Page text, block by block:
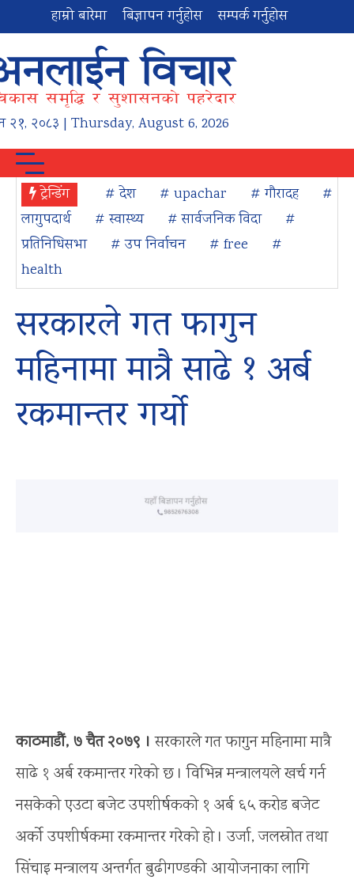
हाम्रो बारेमा बिज्ञापन गर्नुहोस सम्पर्क गर्नुहोस
२१, २०८३ | Thursday, August 6, 2026
ट्रेन्डिंग # देश # upachar # गौरादह
#
लागुपदार्थ
# स्वास्थ्य # सार्वजनिक विदा
#
प्रतिनिधिसभा
# उप निर्वाचन # free
#
health
सरकारले गत फागुन
महिनामा मात्रै साढे १ अर्ब
रकमान्तर गर्यो
काठमाडौं, ७ चैत २०७९ । सरकारले गत फागुन महिनामा मात्रै
साढे १ अर्ब रकमान्तर गरेको छ । विभिन्न मन्त्रालयले खर्च गर्न
नसकेको एउटा बजेट उपशीर्षकको १ अर्ब ६५ करोड बजेट
अर्को उपशीर्षकमा रकमान्तर गरेको हो । उर्जा, जलस्रोत तथा
सिंचाइ मन्त्रालय अन्तर्गत बुढीगण्डकी आयोजनाका लागि